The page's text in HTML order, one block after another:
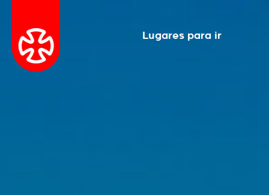
Lugares para ir